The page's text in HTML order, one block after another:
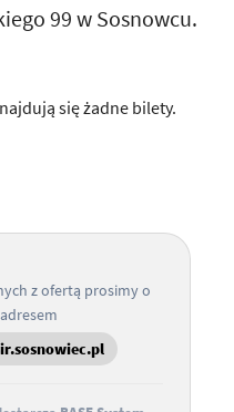
99 w Sosnowcu.
się żadne bilety.
z ofertą prosimy o